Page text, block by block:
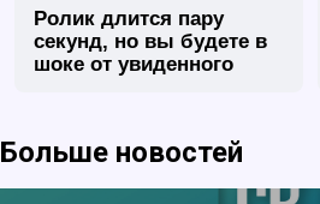
Ролик длится пару
секунд, но вы будете в
шоке от увиденного
Больше новостей